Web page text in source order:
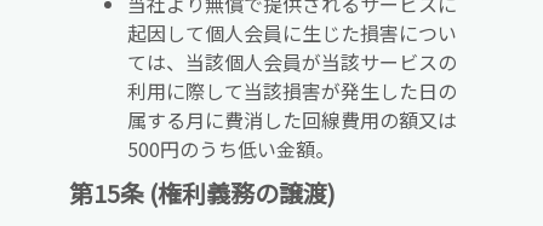
起因して個人会員に生じた損害につい
ては、当該個人会員が当該サービスの
利用に際して当該損害が発生した日の
属する月に費消した回線費用の額又は
500円のうち低い金額。
第15条 (権利義務の譲渡)